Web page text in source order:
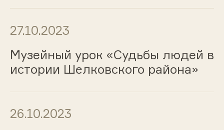
27.10.2023
Музейный урок «Судьбы людей в
истории Шелковского района»
26.10.2023